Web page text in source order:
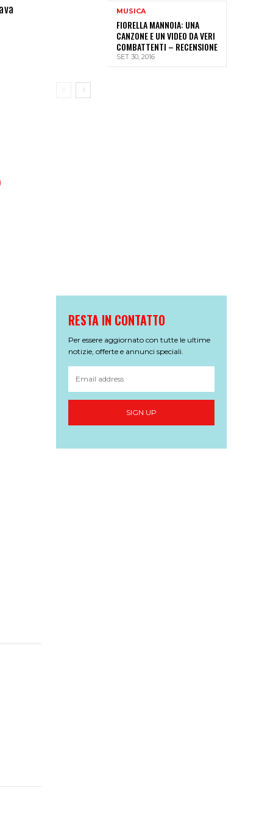
MUSICA
FIORELLA MANNOIA: UNA
CANZONE E UN VIDEO DA VERI
COMBATTENTI – RECENSIONE
SET 30, 2016
RESTA IN CONTATTO
Per essere aggiornato con tutte le ultime
notizie, offerte e annunci speciali.
SIGN UP